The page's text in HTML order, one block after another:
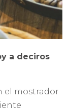
a deciros
el mostrador